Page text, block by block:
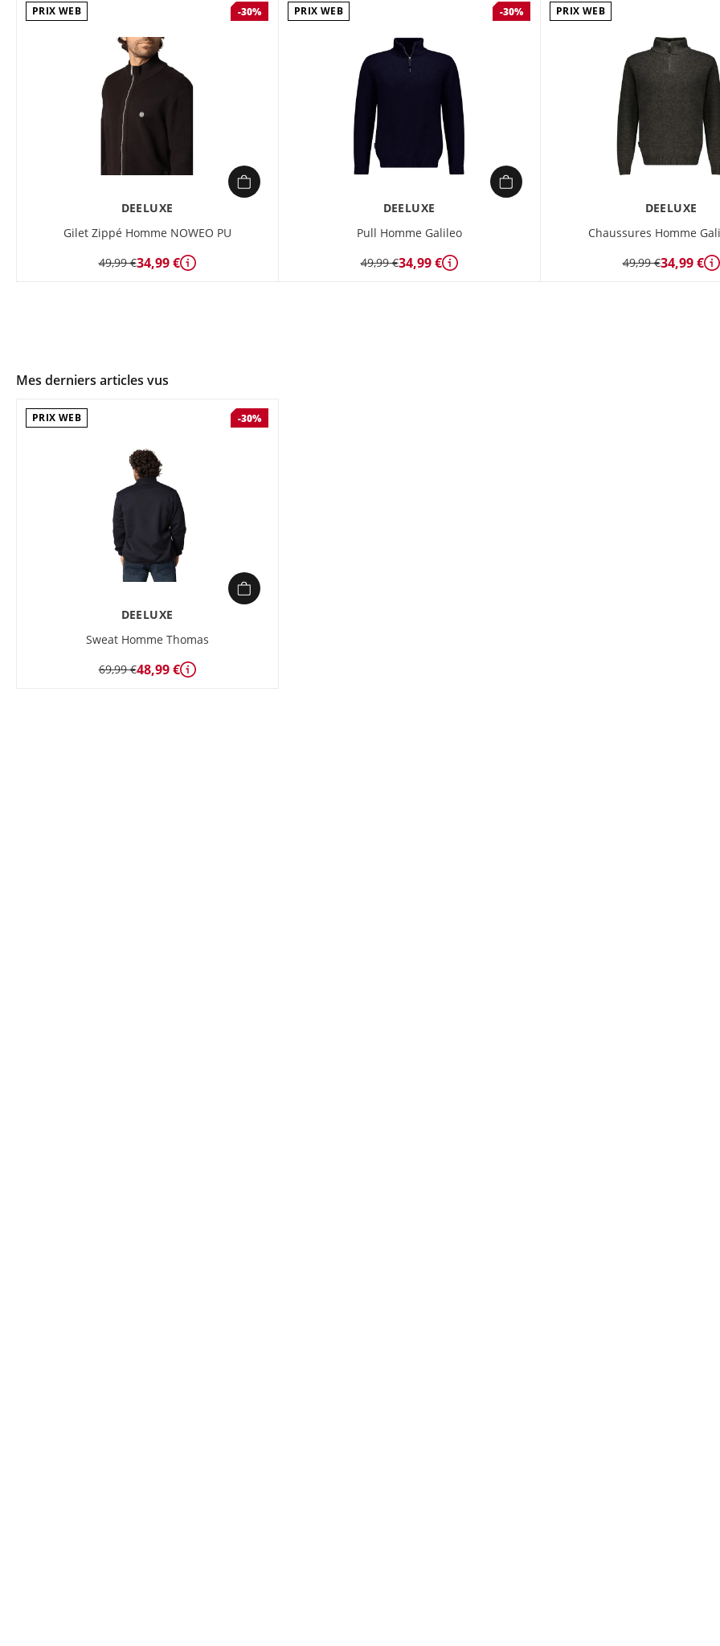
PRIX WEB -30%
DEELUXE
Gilet Zippé Homme NOWEO PU
49,99 €34,99 € Détails
PRIX WEB -30%
DEELUXE
Pull Homme Galileo
49,99 €34,99 € Détails
PRIX WEB
DEELUXE
Chaussures Homme
49,99 €34,99 €
Mes derniers articles vus
PRIX WEB -30%
DEELUXE
Sweat Homme Thomas
69,99 €48,99 € Détails